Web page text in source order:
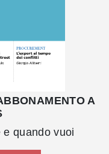
A
quando vuoi